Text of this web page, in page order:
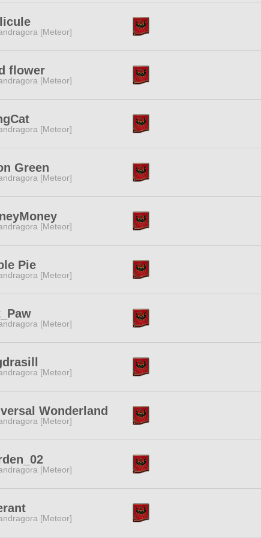
[Meteor]
flower
[Meteor]
[Meteor]
Green
[Meteor]
[Meteor]
Pie
[Meteor]
[Meteor]
[Meteor]
Wonderland
[Meteor]
[Meteor]
[Meteor]